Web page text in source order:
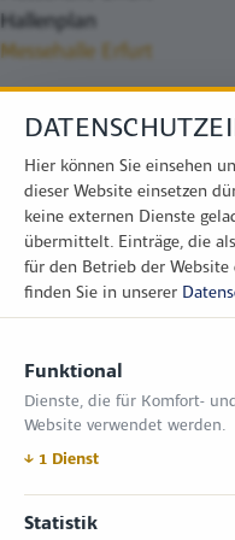
Hallenplan
Messehalle Erfurt
Zimper Media GmbH
Reinhardtstr. 31, 10117
Tel.: +49 (0) 30 814 50 12 600
office@kommunal.de
ÖFFNUNGSZEITEN
Hier können Sie einsehen
dieser Website einsetzen
keine externen Dienste
übermittelt. Einträge, die
für den Betrieb der Website
finden Sie in unserer
Funktional
Dienste, die für Komfort-
Website verwendet werden.
↓ 1 Dienst
Statistik